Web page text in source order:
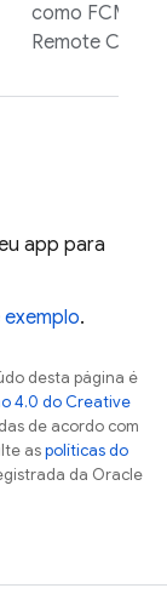
como FCM
Remote Config
app para
.
desta página é
4.0 do Creative
de acordo com
aspolíticas do
da Oracle